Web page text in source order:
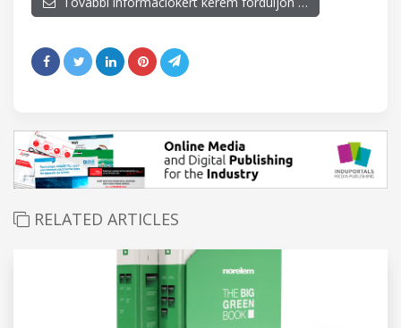
RELATED ARTICLES